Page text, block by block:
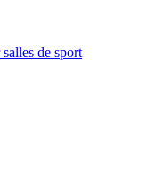
de sport